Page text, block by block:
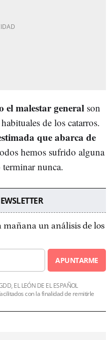
el malestar general son
de los catarros.
que abarca de
hemos sufrido alguna
terminar nunca.
un análisis de los
APUNTARME
EL LEÓN DE EL ESPAÑOL
con la finalidad de remitirle